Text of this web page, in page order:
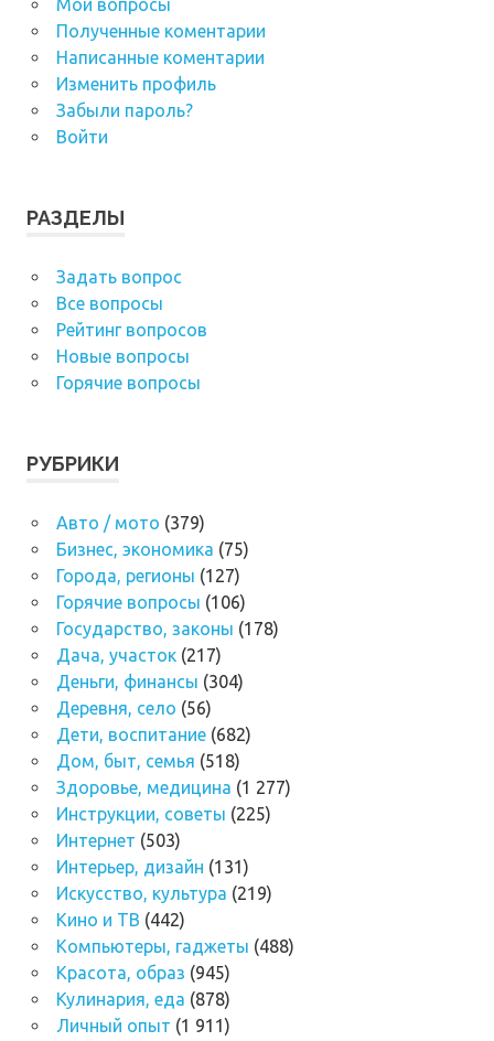
Мои вопросы
Полученные коментарии
Написанные коментарии
Изменить профиль
Забыли пароль?
Войти
РАЗДЕЛЫ
Задать вопрос
Все вопросы
Рейтинг вопросов
Новые вопросы
Горячие вопросы
РУБРИКИ
Авто / мото (379)
Бизнес, экономика (75)
Города, регионы (127)
Горячие вопросы (106)
Государство, законы (178)
Дача, участок(217)
Деньги, финансы (304)
Деревня, село (56)
Дети, воспитание(682)
Дом, быт, семья (518)
Здоровье, медицина (1 277)
Инструкции, советы (225)
Интернет (503)
Интерьер, дизайн (131)
Искусство, культура (219)
Кино и ТВ (442)
Компьютеры, гаджеты (488)
Красота, образ (945)
Кулинария, еда (878)
Личный опыт (1 911)